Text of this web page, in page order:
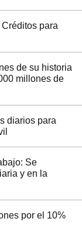
para
de su historia
millones de
diarios para
Se
y en la
por el 10%